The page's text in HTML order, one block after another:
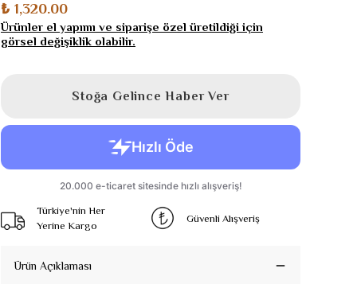
₺ 1,320.00
Ürünler el yapımı ve siparişe özel üretildiği için
görsel değişiklik olabilir.
Stoğa Gelince Haber Ver
Türkiye'nin Her
Yerine Kargo
Güvenli Alışveriş
Ürün Açıklaması